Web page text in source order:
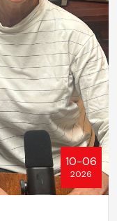
10-06
2026